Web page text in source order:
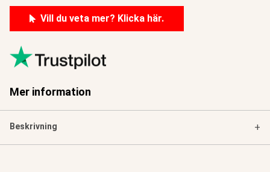
Vill du veta mer? Klicka här.
Mer information
Beskrivning +